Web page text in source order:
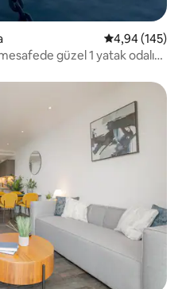
5 üzerinden
4,94 (145)
güzel 1 yatak odalı